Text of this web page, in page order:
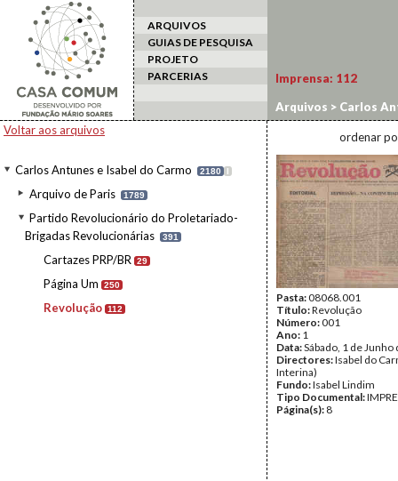
ARQUIVOS
GUIAS DE PESQUISA
PROJETO
PARCERIAS
Voltar aos arquivos
Carlos Antunes e Isabel do Carmo 2180 I
Arquivo de Paris 1789
Partido Revolucionário do Proletariado-
Brigadas Revolucionárias
391
Cartazes PRP/BR 29
Página Um 250
Revolução 112
Imprensa: 112
Arquivos > Carlos
Revolucionárias>
ordenar
Pasta:08068.001
Título:Revolução
Número:001
Ano: 1
Data:Sábado, 1 de Junho
Directores:Isabel do
Interina)
Fundo:Isabel Lindim
Tipo Documental:
Página(s): 8